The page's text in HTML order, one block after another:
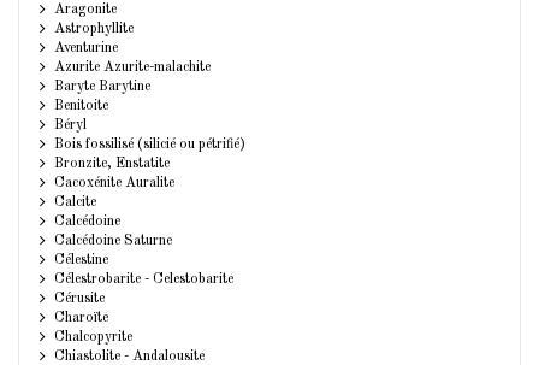
Aragonite
Astrophyllite
Aventurine
Azurite Azurite-malachite
Baryte Barytine
Benitoite
Béryl
Bois fossilisé (silicié ou pétrifié)
Bronzite, Enstatite
Cacoxénite Auralite
Calcite
Calcédoine
Calcédoine Saturne
Célestine
Célestrobarite - Celestobarite
Cérusite
Charoïte
Chalcopyrite
Chiastolite - Andalousite